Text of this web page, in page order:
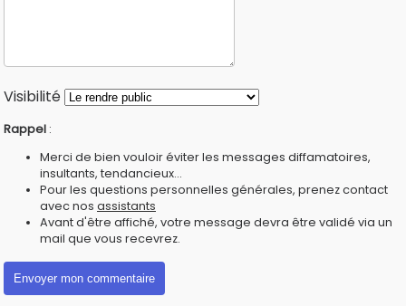
Visibilité
Rappel :
Merci de bien vouloir éviter les messages diffamatoires,
insultants, tendancieux...
Pour les questions personnelles générales, prenez contact
avec nos assistants
Avant d'être affiché, votre message devra être validé via un
mail que vous recevrez.